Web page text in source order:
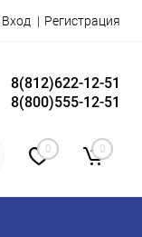
Вход Регистрация
8(812)622-12-51
8(800)555-12-51
0 0